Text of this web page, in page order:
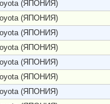
(ЯПОНИЯ)
(ЯПОНИЯ)
(ЯПОНИЯ)
(ЯПОНИЯ)
(ЯПОНИЯ)
(ЯПОНИЯ)
(ЯПОНИЯ)